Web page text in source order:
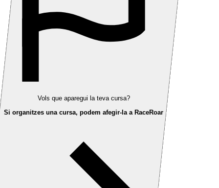
Vols que aparegui la teva cursa?
Si organitzes una cursa, podem afegir-la a RaceRoar